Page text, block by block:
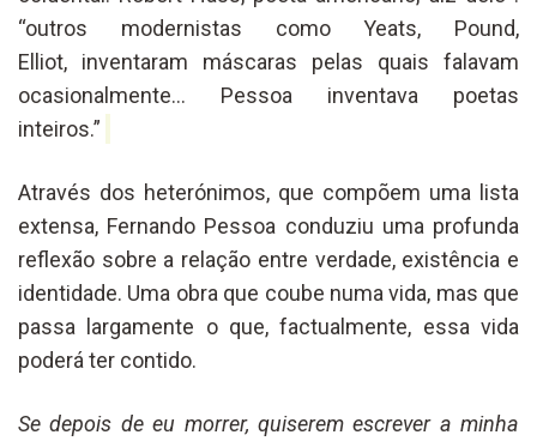
“outros modernistas como Yeats, Pound,
Elliot, inventaram máscaras pelas quais falavam
ocasionalmente… Pessoa inventava poetas
inteiros.”
Através dos heterónimos, que compõem uma lista
extensa, Fernando Pessoa conduziu uma profunda
reflexão sobre a relação entre verdade, existência e
identidade. Uma obra que coube numa vida, mas que
passa largamente o que, factualmente, essa vida
poderá ter contido.
Se depois de eu morrer, quiserem escrever a minha